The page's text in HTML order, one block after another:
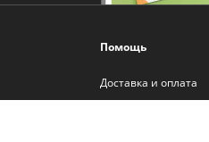
Помощь
Доставка и оплата